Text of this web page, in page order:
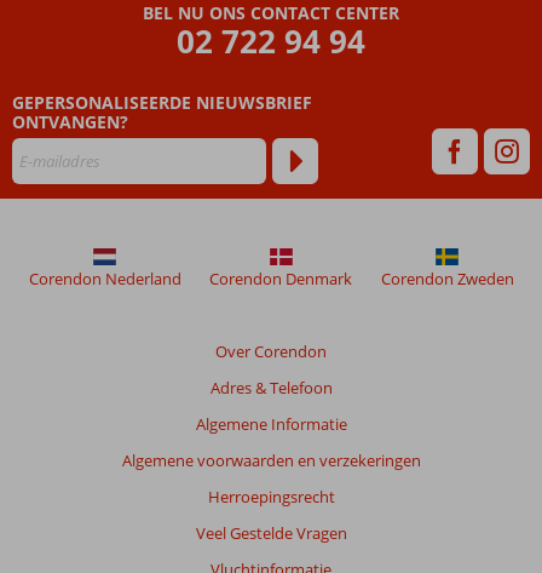
BEL NU ONS CONTACT CENTER
02 722 94 94
GEPERSONALISEERDE NIEUWSBRIEF
ONTVANGEN?
Over Corendon
Adres & Telefoon
Algemene Informatie
Algemene voorwaarden en verzekeringen
Herroepingsrecht
Veel Gestelde Vragen
Corendon Nederland Corendon Denmark Corendon Zweden